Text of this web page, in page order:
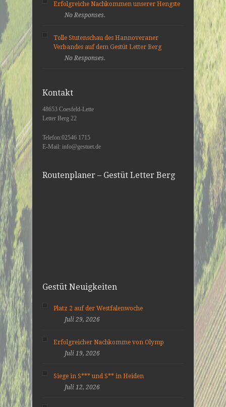
Erfolgreiche Nachkommen unserer Hengste
No Responses.
Tolle Stutenschau des Hannoveraner
Verbandes auf dem Gestüt Letter Berg
No Responses.
Kontakt
48653 Coesfeld-Lette
Letter Berg 22
Telefon:02546 1715
E-Mail: info@gestuet.de
Routenplaner – Gestüt Letter Berg
Gestüt Neuigkeiten
Platz 2 auf der Westfalenwoche
Juli 29, 2026
Erfolgreicher Nachkomme von Olymp
Juli 19, 2026
Siege in S*** und S** in Heiden
Juli 12, 2026